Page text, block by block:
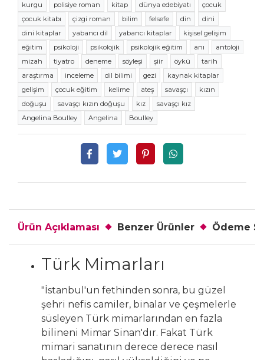
kurgu polisiye roman kitap dünya edebiyatı
çocuk
çocuk kitabı
çizgi roman bilim felsefe din
dini
dini kitaplar
yabancı dil yabancı kitaplar
kişisel gelişim
eğitim
psikoloji psikolojik psikolojik eğitim anı
antoloji
mizah
tiyatro deneme söyleşi şiir öykü
tarih
araştırma
inceleme dil bilimi gezi
kaynak kitaplar
gelişim
çocuk eğitim kelime ateş savaşçı
kızın
doğuşu
savaşçı kızın doğuşu kız
savaşçı kız
Angelina Boulley
Angelina Boulley
Ürün Açıklaması Benzer Ürünler Ödeme
Türk Mimarları
"İstanbul'un fethinden sonra, bu güzel
şehri nefis camiler, binalar ve çeşmelerle
süsleyen Türk mimarlarından en fazla
bilineni Mimar Sinan'dır. Fakat Türk
mimari sanatının derece derece nasıl